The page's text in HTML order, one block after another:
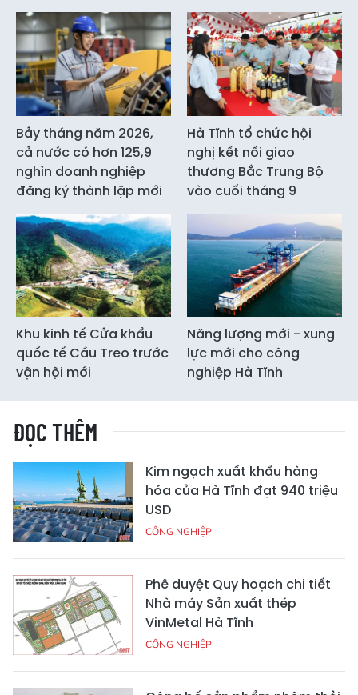
Bảy tháng năm 2026,
cả nước có hơn 125,9
nghìn doanh nghiệp
đăng ký thành lập mới
Hà Tĩnh tổ chức hội
nghị kết nối giao
thương Bắc Trung Bộ
vào cuối tháng 9
Khu kinh tế Cửa khẩu
quốc tế Cầu Treo trước
vận hội mới
Năng lượng mới - xung
lực mới cho công
nghiệp Hà Tĩnh
ĐỌC THÊM
Kim ngạch xuất khẩu hàng
hóa của Hà Tĩnh đạt 940 triệu
USD
CÔNG NGHIỆP
Phê duyệt Quy hoạch chi tiết
Nhà máy Sản xuất thép
VinMetal Hà Tĩnh
CÔNG NGHIỆP